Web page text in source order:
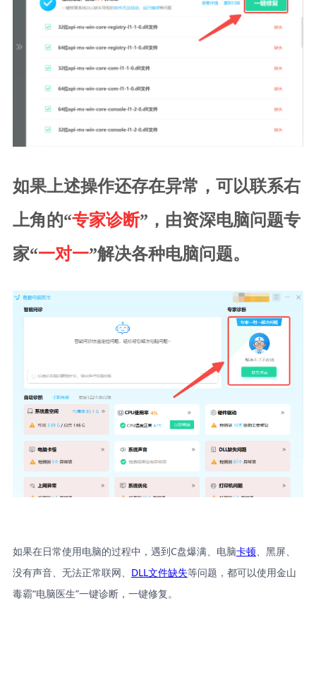
如果上述操作还存在异常，可以联系右
上角的“专家诊断”，由资深电脑问题专
家“一对一”解决各种电脑问题。
如果在日常使用电脑的过程中，遇到C盘爆满、电脑卡顿、黑屏、
没有声音、无法正常联网、 DLL文件缺失等问题，都可以使用金山
毒霸“电脑医生”一键诊断，一键修复。